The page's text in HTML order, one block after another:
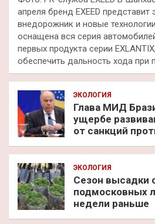
апреля бренд EXEED представит
внедорожник и новые
оснащена вся серия
первых продукта серии
обеспечить дальность хода при
ЭКОЛОГИЯ
Глава МИД
ущербе
от санкций
ЭКОЛОГИЯ
Сезон высадки
подмосковных
недели раньше